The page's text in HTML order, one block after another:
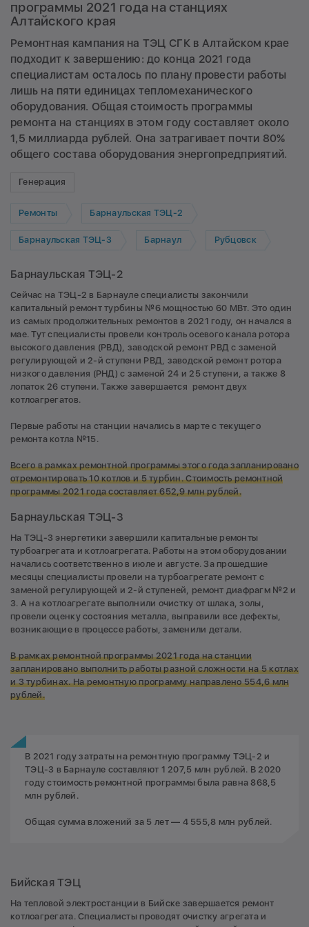
программы 2021 года на станциях
Алтайского края
Ремонтная кампания на ТЭЦ СГК в Алтайском крае
подходит к завершению: до конца 2021 года
специалистам осталось по плану провести работы
лишь на пяти единицах тепломеханического
оборудования. Общая стоимость программы
ремонта на станциях в этом году составляет около
1,5 миллиарда рублей. Она затрагивает почти 80%
общего состава оборудования энергопредприятий.
Генерация
Ремонты Барнаульская ТЭЦ-2
Барнаульская ТЭЦ-3 Барнаул Рубцовск
Барнаульская ТЭЦ-2
Сейчас на ТЭЦ-2 в Барнауле специалисты закончили
капитальный ремонт турбины №6 мощностью 60 МВт. Это один
из самых продолжительных ремонтов в 2021 году, он начался в
мае. Тут специалисты провели контроль осевого канала ротора
высокого давления (РВД), заводской ремонт РВД с заменой
регулирующей и 2-й ступени РВД, заводской ремонт ротора
низкого давления (РНД) с заменой 24 и 25 ступени, а также 8
лопаток 26 ступени. Также завершается ремонт двух
котлоагрегатов.
Первые работы на станции начались в марте с текущего
ремонта котла №15.
Всегов рамках ремонтной программы этого года запланировано
отремонтировать 10 котлов и 5 турбин.Стоимость ремонтной
программы 2021 года составляет 652,9 млн рублей.
Барнаульская ТЭЦ-3
На ТЭЦ-3 энергетики завершили капитальные ремонты
турбоагрегата и котлоагрегата. Работы на этом оборудовании
начались соответственно в июле и августе. За прошедшие
месяцы специалисты провели на турбоагрегате ремонт с
заменой регулирующей и 2-й ступеней, ремонт диафрагм №2 и
3. А на котлоагрегате выполнили очистку от шлака, золы,
провели оценку состояния металла, выправили все дефекты,
возникающие в процессе работы, заменили детали.
В рамках ремонтной программы 2021 года на станции
запланировано выполнить работы разной сложности на 5 котлах
и 3 турбинах.На ремонтную программу направлено 554,6 млн
рублей.
В 2021 году затраты на ремонтную программу ТЭЦ-2 и
ТЭЦ-3 в Барнауле составляют 1 207,5 млн рублей. В 2020
году стоимость ремонтной программы была равна 868,5
млн рублей.
Общая сумма вложений за 5 лет — 4 555,8 млн рублей.
Бийская ТЭЦ
На тепловой электростанции в Бийске завершается ремонт
котлоагрегата. Специалисты проводят очистку агрегата и